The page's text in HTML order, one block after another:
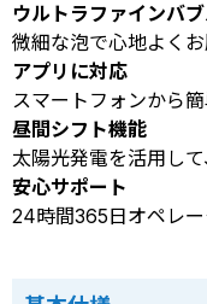
ウルトラファインバ
微細な泡で心地よく
アプリに対応
スマートフォンから
昼間シフト機能
太陽光発電を活用し
安心サポート
24時間365日オペレ